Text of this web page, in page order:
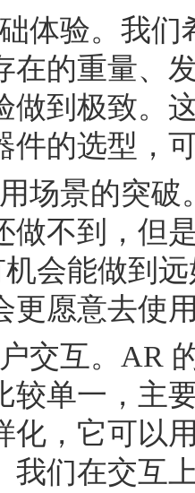
验。我们
在的重量、
做到极致。
件的选型，
景的突破
做不到，但
会能做到
更愿意去使
互。AR
较单一，主
化，它可以
我们在交互